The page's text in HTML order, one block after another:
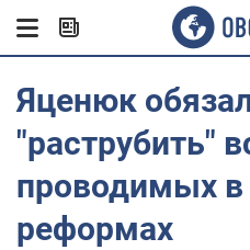
Яценюк
"раструбить"
проводимых в
реформах